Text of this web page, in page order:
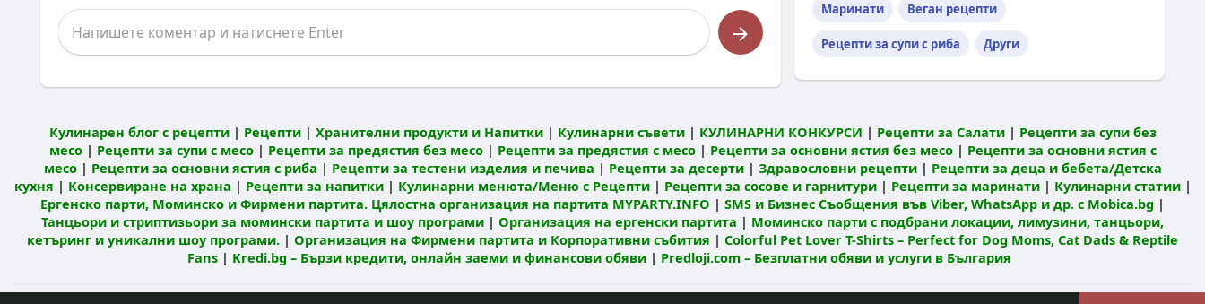
Маринати Веган рецепти
Рецепти за супи с риба Други
Кулинарен блог с рецепти| Рецепти| Хранителни продукти и Напитки| Кулинарни съвети| КУЛИНАРНИ КОНКУРСИ | Рецепти за Салати| Рецепти за супи без
месо| Рецепти за супи с месо| Рецепти за предястия без месо| Рецепти за предястия с месо| Рецепти за основни ястия без месо| Рецепти за основни ястия с
месо| Рецепти за основни ястия с риба | Рецепти за тестени изделия и печива | Рецепти за десерти| Здравословни рецепти| Рецепти за деца и бебета/Детска
кухня | Консервиране на храна | Рецепти за напитки| Кулинарни менюта/Меню с Рецепти| Рецепти за сосове и гарнитури| Рецепти за маринати| Кулинарни статии|
Ергенско парти, Моминско и Фирмени партита. Цялостна организация на партита MYPARTY.INFO | SMS и Бизнес Съобщения във Viber, WhatsApp и др. с Mobica.bg |
Танцьори и стриптизьори за момински партита и шоу програми | Организация на ергенски партита | Моминско парти с подбрани локации, лимузини, танцьори,
кетъринг и уникални шоу програми. | Организация на Фирмени партита и Корпоративни събития | Colorful Pet Lover T-Shirts – Perfect for Dog Moms, Cat Dads & Reptile
Fans | Kredi.bg – Бързи кредити, онлайн заеми и финансови обяви | Predloji.com – Безплатни обяви и услуги в България